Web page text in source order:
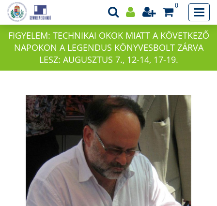
0
FIGYELEM: TECHNIKAI OKOK MIATT A KÖVETKEZŐ
NAPOKON A LEGENDUS KÖNYVESBOLT ZÁRVA
LESZ: AUGUSZTUS 7., 12-14, 17-19.